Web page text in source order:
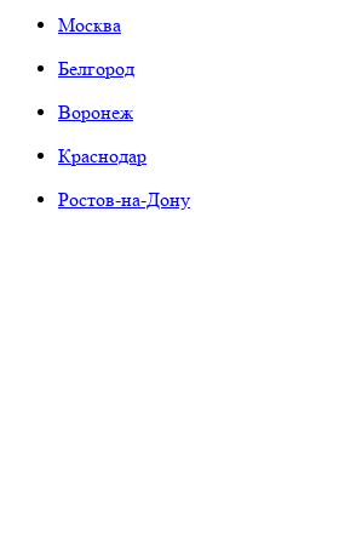
Москва
Белгород
Воронеж
Краснодар
Ростов-на-Дону